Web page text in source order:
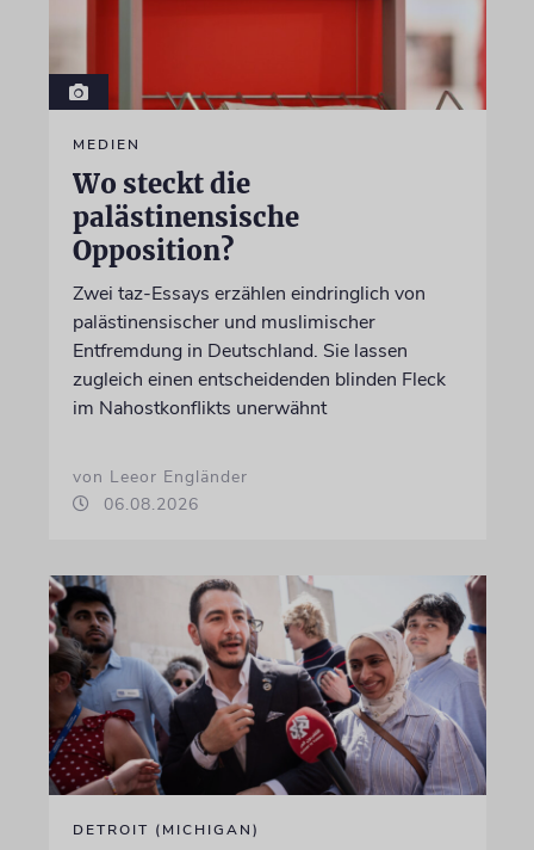
MEDIEN
Wo steckt die
palästinensische
Opposition?
Zwei taz-Essays erzählen eindringlich von
palästinensischer und muslimischer
Entfremdung in Deutschland. Sie lassen
zugleich einen entscheidenden blinden Fleck
im Nahostkonflikts unerwähnt
von Leeor Engländer
06.08.2026
DETROIT (MICHIGAN)